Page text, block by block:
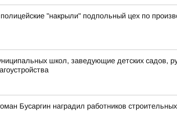
"накрыли" подпольный цех по
школ, заведующие детских садов,
Бусаргин наградил работников